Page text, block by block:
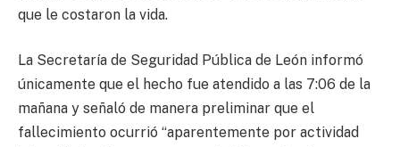
que le costaron la vida.
La Secretaría de Seguridad Pública de León informó
únicamente que el hecho fue atendido a las 7:06 de la
mañana y señaló de manera preliminar que el
fallecimiento ocurrió “aparentemente por actividad